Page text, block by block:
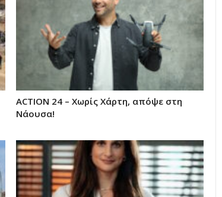
ACTION 24 – Χωρίς Χάρτη, απόψε στη
Νάουσα!